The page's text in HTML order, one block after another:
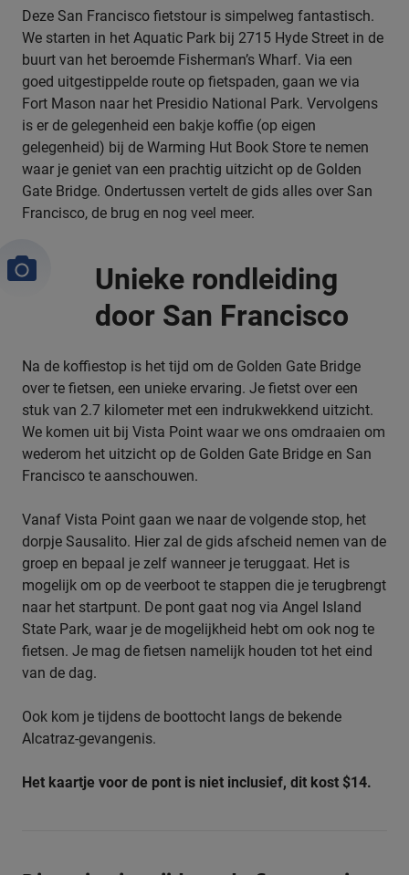
Deze San Francisco fietstour is simpelweg fantastisch.
We starten in het Aquatic Park bij 2715 Hyde Street in de
buurt van het beroemde Fisherman’s Wharf. Via een
goed uitgestippelde route op fietspaden, gaan we via
Fort Mason naar het Presidio National Park. Vervolgens
is er de gelegenheid een bakje koffie (op eigen
gelegenheid) bij de Warming Hut Book Store te nemen
waar je geniet van een prachtig uitzicht op de Golden
Gate Bridge. Ondertussen vertelt de gids alles over San
Francisco, de brug en nog veel meer.
Unieke rondleiding
door San Francisco
Na de koffiestop is het tijd om de Golden Gate Bridge
over te fietsen, een unieke ervaring. Je fietst over een
stuk van 2.7 kilometer met een indrukwekkend uitzicht.
We komen uit bij Vista Point waar we ons omdraaien om
wederom het uitzicht op de Golden Gate Bridge en San
Francisco te aanschouwen.
Vanaf Vista Point gaan we naar de volgende stop, het
dorpje Sausalito. Hier zal de gids afscheid nemen van de
groep en bepaal je zelf wanneer je teruggaat. Het is
mogelijk om op de veerboot te stappen die je terugbrengt
naar het startpunt. De pont gaat nog via Angel Island
State Park, waar je de mogelijkheid hebt om ook nog te
fietsen. Je mag de fietsen namelijk houden tot het eind
van de dag.
Ook kom je tijdens de boottocht langs de bekende
Alcatraz-gevangenis.
Het kaartje voor de pont is niet inclusief, dit kost $14.